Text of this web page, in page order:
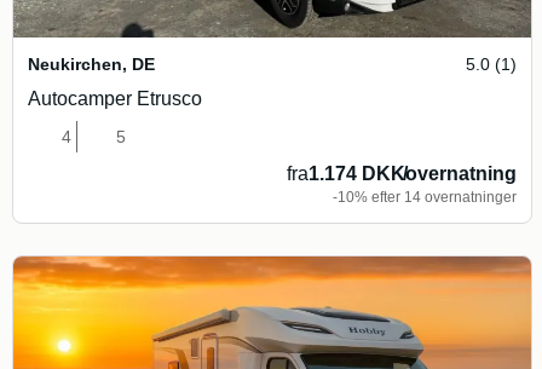
Neukirchen, DE 5.0 (1)
Autocamper Etrusco
4 5
fra1.174 DKK/overnatning
-10% efter 14 overnatninger